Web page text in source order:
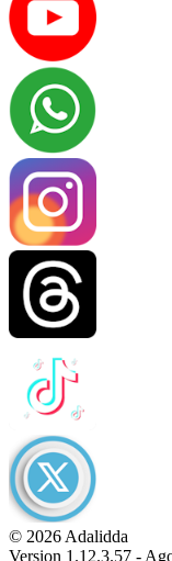
© 2026 Adalidda
Version 1.12.3.57 -